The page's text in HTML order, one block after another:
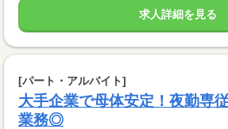
求人詳細を見る
[パート・アルバイト]
大手企業で母体安定！夜勤専
業務◎